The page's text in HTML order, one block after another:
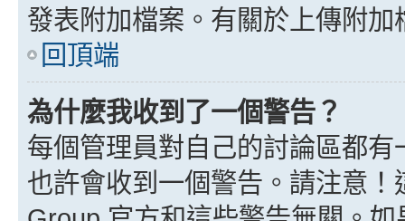
發表附加檔案。有關於上傳附
回頂端
為什麼我收到了一個警告？
每個管理員對自己的討論區都
也許會收到一個警告。請注意